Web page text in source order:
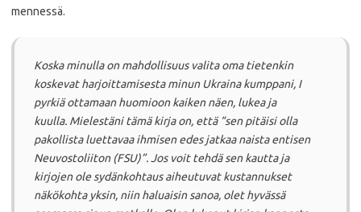
mennessä.
Koska minulla on mahdollisuus valita oma tietenkin
koskevat harjoittamisesta minun Ukraina kumppani, I
pyrkiä ottamaan huomioon kaiken näen, lukea ja
kuulla. Mielestäni tämä kirja on, että “sen pitäisi olla
pakollista luettavaa ihmisen edes jatkaa naista entisen
Neuvostoliiton (FSU)”. Jos voit tehdä sen kautta ja
kirjojen ole sydänkohtaus aiheutuvat kustannukset
näkökohta yksin, niin haluaisin sanoa, olet hyvässä